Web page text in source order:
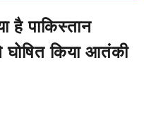
है पाकिस्तान
किया आतंकी